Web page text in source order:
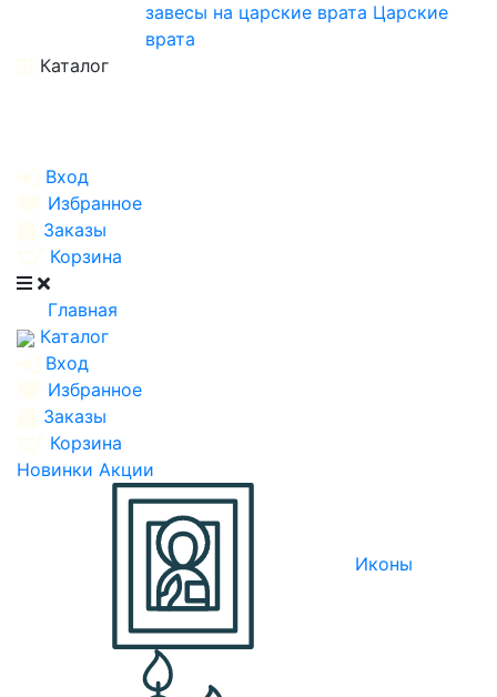
завесы на царские врата Царские
врата
Каталог
Вход
Избранное
Заказы
Корзина
Главная
Каталог
Вход
Избранное
Заказы
Корзина
Новинки Акции
Иконы